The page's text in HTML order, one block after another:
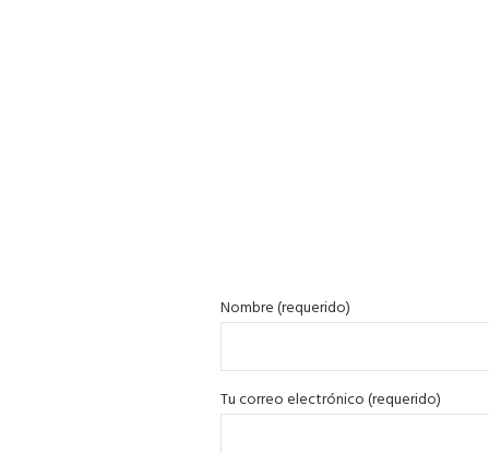
Nombre (requerido)
Tu correo electrónico (requerido)